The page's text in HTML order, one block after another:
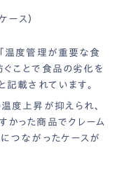
ース）
温度管理が重要な食
ことで食品の劣化を
記載されています。
度上昇が抑えられ、
かった商品でクレーム
つながったケースが